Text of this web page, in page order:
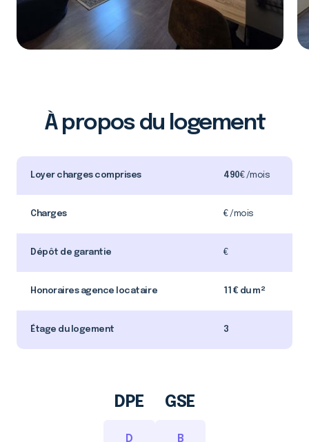
À propos du logement
Loyer charges comprises 490€ /mois
Charges € /mois
Dépôt de garantie €
Honoraires agence locataire 11 € du m²
Étage du logement 3
DPE
D
GSE
B